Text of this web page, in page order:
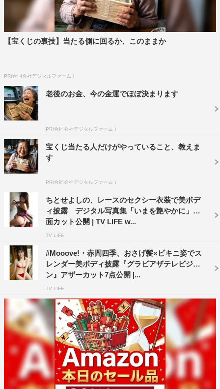
【宝くじの裏技】当たる側に回るか、このままか
PR(合同会社デジタルファーム )
老後のお金、今の金運でほぼ決まります
PR(合同会社デジタルファーム )
宝くじ当たる人だけがやっていること、教えま
す
PR(合同会社デジタルファーム )
ちとせよしの、レースのセクシー衣装で美ボデ
ィ披露 デジタル写真集「いまを艶やかに」誌
面カット公開 | TV LIFE w...
TV LIFE
#Mooove!・赤間四季、おさげ髪×ビキニ姿でス
レンダー美ボディ披露『グラビアザテレビジョ
ン』アザーカット7点公開 |...
TV LIFE